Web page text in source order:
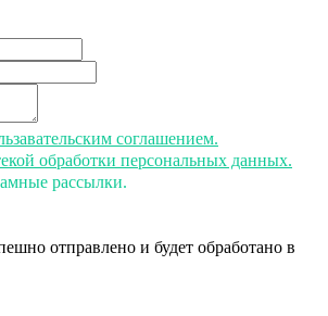
соглашением.
обработки персональных данных.
рассылки.
отправлено и будет обработано в